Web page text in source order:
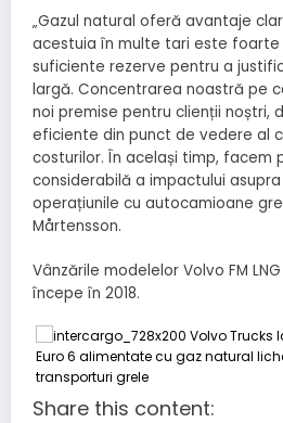
„Gazul natural oferă avantaje
acestuia în multe tari este
suficiente rezerve pentru a
largă. Concentrarea noastră pe
noi premise pentru clienții noștri,
eficiente din punct de vedere al
costurilor. În același timp, facem
considerabilă a impactului
operațiunile cu autocamioane
Mårtensson.
Vânzările modelelor Volvo FM
începe în 2018.
Share this content: